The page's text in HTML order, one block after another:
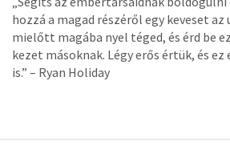
hozzá a magad részéről egy keveset
mielőtt magába nyel téged, és érd be
kezet másoknak. Légy erős értük, és
is.” – Ryan Holiday